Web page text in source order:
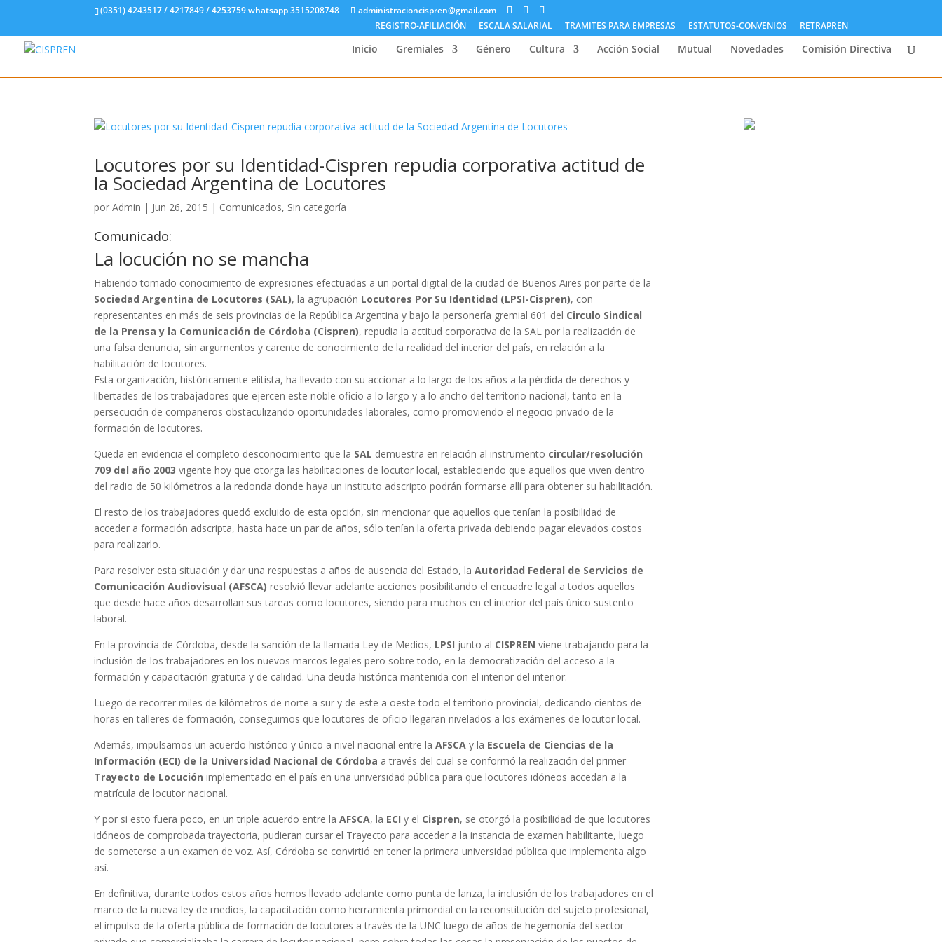
(0351) 4243517 / 4217849 / 4253759 whatsapp 3515208748
administracioncispren@gmail.com
REGISTRO-AFILIACIÓN
ESCALA SALARIAL TRAMITES PARA EMPRESAS ESTATUTOS-CONVENIOS RETRAPREN
Inicio Gremiales Género Cultura Acción Social Mutual Novedades Comisión Directiva
Locutores por su Identidad-Cispren repudia corporativa actitud de
la Sociedad Argentina de Locutores
porAdmin | Jun 26, 2015 | Comunicados, Sin categoría
Comunicado:
La locución no se mancha
Habiendo tomado conocimiento de expresiones efectuadas a un portal digital de la ciudad de Buenos Aires por parte de la
Sociedad Argentina de Locutores (SAL), la agrupación Locutores Por Su Identidad (LPSI-Cispren), con
representantes en más de seis provincias de la República Argentina y bajo la personería gremial 601 del Circulo Sindical
de la Prensa y la Comunicación de Córdoba (Cispren), repudia la actitud corporativa de la SAL por la realización de
una falsa denuncia, sin argumentos y carente de conocimiento de la realidad del interior del país, en relación a la
habilitación de locutores.
Esta organización, históricamente elitista, ha llevado con su accionar a lo largo de los años a la pérdida de derechos y
libertades de los trabajadores que ejercen este noble oficio a lo largo y a lo ancho del territorio nacional, tanto en la
persecución de compañeros obstaculizando oportunidades laborales, como promoviendo el negocio privado de la
formación de locutores.
Queda en evidencia el completo desconocimiento que la SAL demuestra en relación al instrumento circular/resolución
709 del año 2003 vigente hoy que otorga las habilitaciones de locutor local, estableciendo que aquellos que viven dentro
del radio de 50 kilómetros a la redonda donde haya un instituto adscripto podrán formarse allí para obtener su habilitación.
El resto de los trabajadores quedó excluido de esta opción, sin mencionar que aquellos que tenían la posibilidad de
acceder a formación adscripta, hasta hace un par de años, sólo tenían la oferta privada debiendo pagar elevados costos
para realizarlo.
Para resolver esta situación y dar una respuestas a años de ausencia del Estado, laAutoridad Federal de Servicios de
Comunicación Audiovisual (AFSCA) resolvió llevar adelante acciones posibilitando el encuadre legal a todos aquellos
que desde hace años desarrollan sus tareas como locutores, siendo para muchos en el interior del país único sustento
laboral.
En la provincia de Córdoba, desde la sanción de la llamada Ley de Medios, LPSI junto al CISPREN viene trabajando para la
inclusión de los trabajadores en los nuevos marcos legales pero sobre todo, en la democratización del acceso a la
formación y capacitación gratuita y de calidad. Una deuda histórica mantenida con el interior del interior.
Luego de recorrer miles de kilómetros de norte a sur y de este a oeste todo el territorio provincial, dedicando cientos de
horas en talleres de formación, conseguimos que locutores de oficio llegaran nivelados a los exámenes de locutor local.
Además, impulsamos un acuerdo histórico y único a nivel nacional entre laAFSCA y la Escuela de Ciencias de la
Información (ECI) de la Universidad Nacional de Córdoba a través del cual se conformó la realización del primer
Trayecto de Locución implementado en el país en una universidad pública para que locutores idóneos accedan a la
matrícula de locutor nacional.
Y por si esto fuera poco, en un triple acuerdo entre laAFSCA, la ECI y el Cispren, se otorgó la posibilidad de que locutores
idóneos de comprobada trayectoria, pudieran cursar el Trayecto para acceder a la instancia de examen habilitante, luego
de someterse a un examen de voz. Así, Córdoba se convirtió en tener la primera universidad pública que implementa algo
así.
En definitiva, durante todos estos años hemos llevado adelante como punta de lanza, la inclusión de los trabajadores en el
marco de la nueva ley de medios, la capacitación como herramienta primordial en la reconstitución del sujeto profesional,
el impulso de la oferta pública de formación de locutores a través de la UNC luego de años de hegemonía del sector